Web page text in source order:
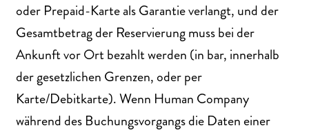
oder Prepaid-Karte als Garantie verlangt, und der
Gesamtbetrag der Reservierung muss bei der
Ankunft vor Ort bezahlt werden (in bar, innerhalb
der gesetzlichen Grenzen, oder per
Karte/Debitkarte). Wenn Human Company
während des Buchungsvorgangs die Daten einer